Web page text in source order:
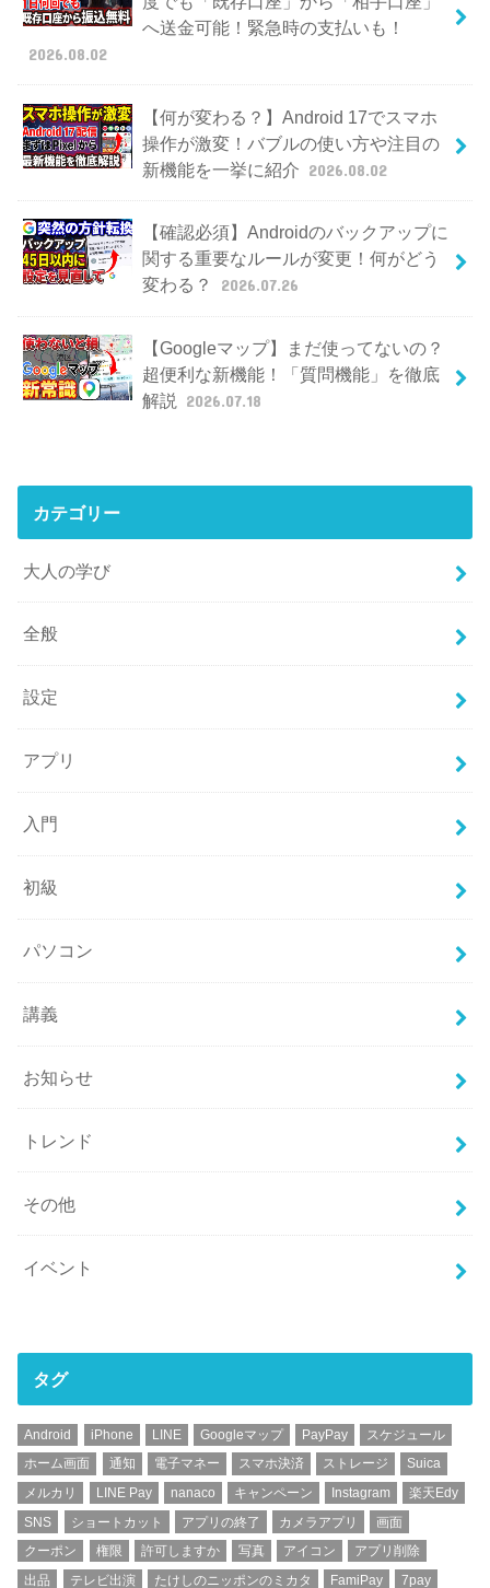
へ送金可能！緊急時の支払いも！
2026.08.02
【何が変わる？】Android 17でスマホ
操作が激変！バブルの使い方や注目の
新機能を一挙に紹介 2026.08.02
【確認必須】Androidのバックアップに
関する重要なルールが変更！何がどう
変わる？
2026.07.26
【Googleマップ】まだ使ってないの？
超便利な新機能！「質問機能」を徹底
解説
2026.07.18
カテゴリー
大人の学び
全般
設定
アプリ
入門
初級
パソコン
講義
お知らせ
トレンド
その他
イベント
タグ
Android iPhone LINE Googleマップ PayPay
スケジュール
ホーム画面
通知 電子マネー スマホ決済 ストレージ
Suica
メルカリ
LINE Pay nanaco キャンペーン Instagram
楽天Edy
SNS
ショートカット アプリの終了 カメラアプリ
画面
クーポン
権限 許可しますか 写真 アイコン
アプリ削除
出品
テレビ出演 たけしのニッポンのミカタ FamiPay
7pay